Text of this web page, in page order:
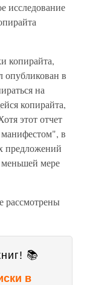
исследование
копирайта,
опубликован в
на
копирайта,
этот отчет
в
предложений
мере
рассмотрены
📚
в